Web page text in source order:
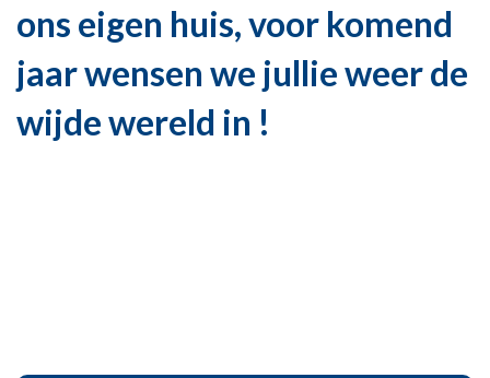
ons eigen huis, voor komend
jaar wensen we jullie weer de
wijde wereld in !